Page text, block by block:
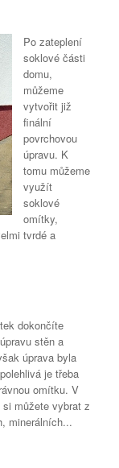
Po zateplení
soklové části
domu,
můžeme
vytvořit již
finální
povrchovou
úpravu. K
tomu můžeme
využít
soklové
omítky,
tvrdé a
dokončíte
stěn a
úprava byla
je třeba
omítku. V
můžete vybrat z
minerálních...